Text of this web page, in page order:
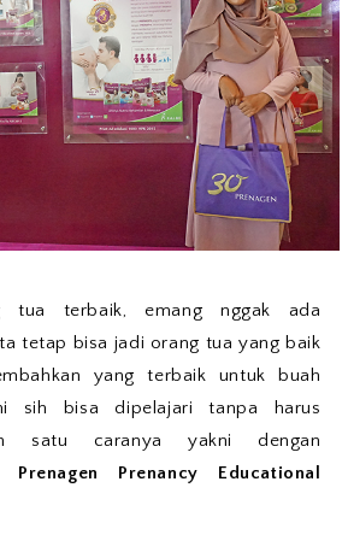
tua terbaik, emang nggak ada
tetap bisa jadi orang tua yang baik
yang terbaik untuk buah
sih bisa dipelajari tanpa harus
satu caranya yakni dengan
Prenagen Prenancy Educational